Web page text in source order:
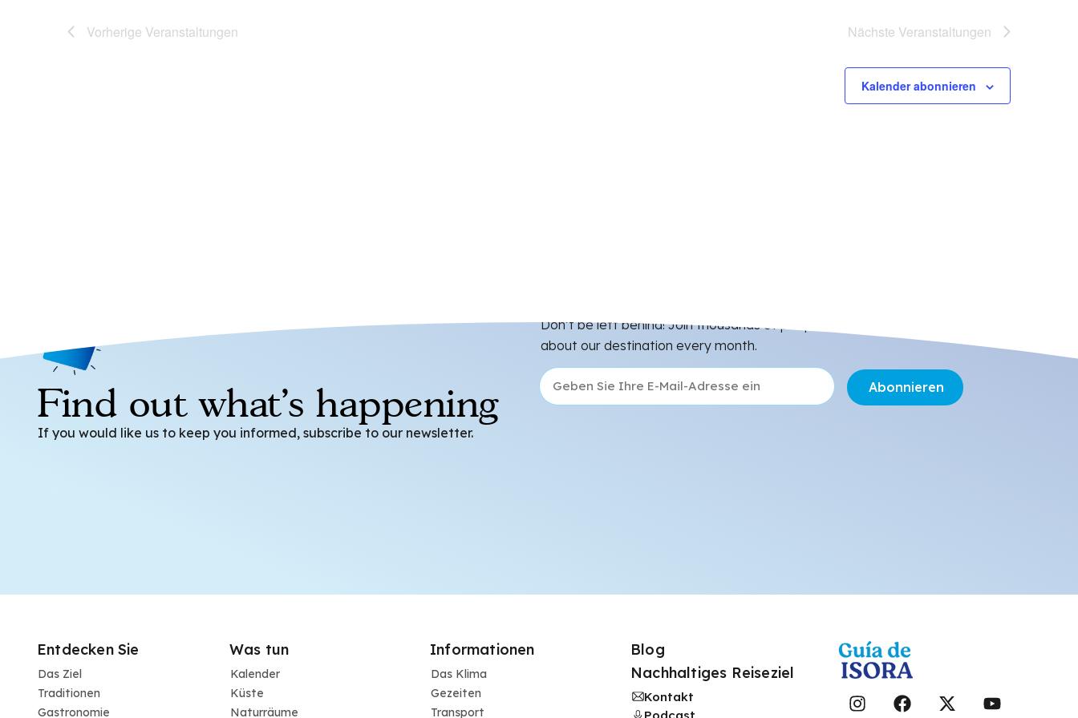
Vorherige Veranstaltungen Nächste Veranstaltungen
Kalender abonnieren
Find out what's happening
If you would like us to keep you informed, subscribe to our newsletter.
Don’t be left behind! Join thousands of people who discover news and events
about our destination every month.
Abonnieren
Entdecken Sie
Das Ziel
Traditionen
Gastronomie
Was tun
Kalender
Küste
Naturräume
Informationen
Das Klima
Gezeiten
Transport
Blog
Nachhaltiges Reiseziel
Kontakt